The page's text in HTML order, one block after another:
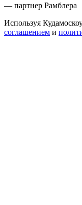
— партнер Рамблера
Используя
соглашением и